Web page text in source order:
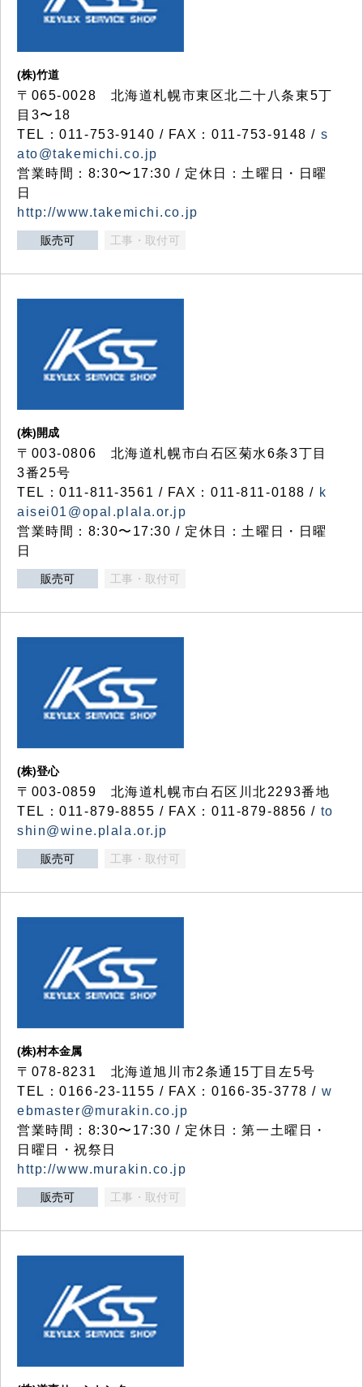
(株)竹道
〒065-0028 北海道札幌市東区北二十八条東5丁
目3〜18
TEL：011-753-9140 / FAX：011-753-9148 / s
ato@takemichi.co.jp
営業時間：8:30〜17:30 / 定休日：土曜日・日曜
日
http://www.takemichi.co.jp
販売可 工事・取付可
(株)開成
〒003-0806 北海道札幌市白石区菊水6条3丁目
3番25号
TEL：011-811-3561 / FAX：011-811-0188 / k
aisei01@opal.plala.or.jp
営業時間：8:30〜17:30 / 定休日：土曜日・日曜
日
販売可 工事・取付可
(株)登心
〒003-0859 北海道札幌市白石区川北2293番地
TEL：011-879-8855 / FAX：011-879-8856 / to
shin@wine.plala.or.jp
販売可 工事・取付可
(株)村本金属
〒078-8231 北海道旭川市2条通15丁目左5号
TEL：0166-23-1155 / FAX：0166-35-3778 / w
ebmaster@murakin.co.jp
営業時間：8:30〜17:30 / 定休日：第一土曜日・
日曜日・祝祭日
http://www.murakin.co.jp
販売可 工事・取付可